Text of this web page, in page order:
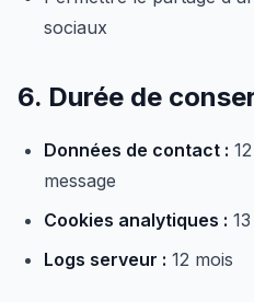
sociaux
6. Durée de
Données de contact :
message
Cookies analytiques :
Logs serveur : 12 mois